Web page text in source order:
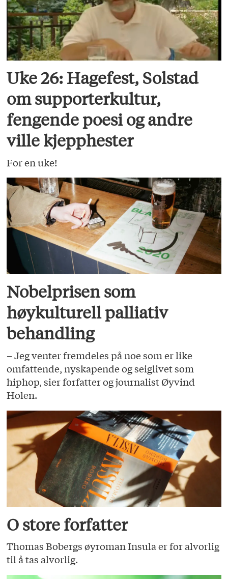
Uke 26: Hagefest, Solstad
om supporterkultur,
fengende poesi og andre
ville kjepphester
For en uke!
Nobelprisen som
høykulturell palliativ
behandling
– Jeg venter fremdeles på noe som er like
omfattende, nyskapende og seiglivet som
hiphop, sier forfatter og journalist Øyvind
Holen.
O store forfatter
Thomas Bobergs øyroman Insula er for alvorlig
til å tas alvorlig.